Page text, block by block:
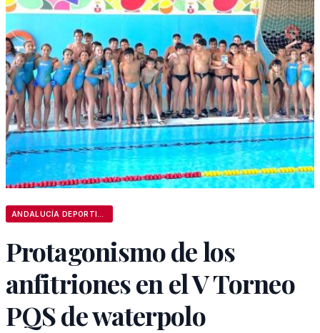
Protagonismo de los
anfitriones en el V Torneo
PQS de waterpolo